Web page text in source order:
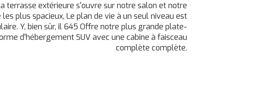
terrasse extérieure s'ouvre sur notre salon et notre
les plus spacieux, Le plan de vie à un seul niveau est
Y, bien sûr, il 645 Offre notre plus grande plate-
d'hébergement SUV avec une cabine à faisceau
complète complète.